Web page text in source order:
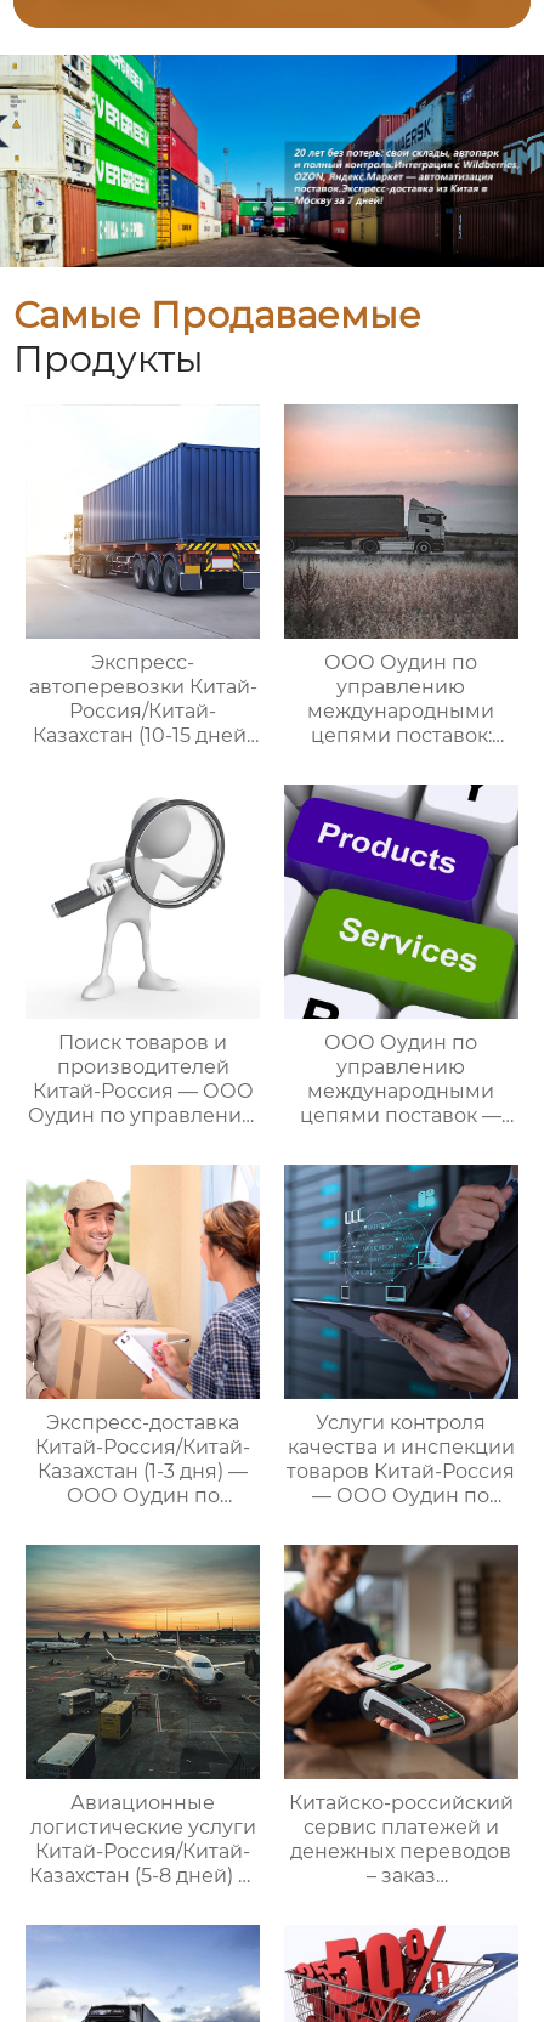
Самые Продаваемые
Продукты
Экспресс-
автоперевозки Китай-
Россия/Китай-
Казахстан (10-15 дней)
международными
цепями поставок
ООО Оудин по
управлению
международными
цепями поставок:
трансграничной
логистики Китай-
Россия/Китай-
Казахстан,
предлагающий
множество
эффективных
способов доставки
для удовлетворения
различных
клиентов
Поиск товаров и
производителей
Китай-Россия — ООО
Оудин по управлению
цепями поставок
ООО Оудин по
управлению
международными
цепями поставок —
мире китайско-
российских закупок
Экспресс-доставка
Китай-Россия/Китай-
Казахстан (1-3 дня) —
ООО Оудин по
международными
цепями поставок
Услуги контроля
качества и инспекции
товаров Китай-Россия
— ООО Оудин по
международными
цепями поставок
Авиационные
логистические услуги
Китай-Россия/Китай-
Казахстан (5-8 дней) —
управлению
международными
цепями поставок
Китайско-российский
сервис платежей и
денежных переводов
– заказ
поставок